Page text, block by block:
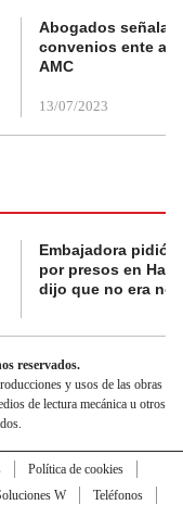
Abogados
convenios ente
AMC
13/07/2023
Embajadora pidió
por presos en
dijo que no era
reservados.
y usos de las obras
de lectura mecánica u otros
Política de cookies
W
Teléfonos